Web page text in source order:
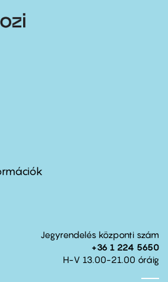
Jegyrendelés központi szám
+36 1 224 5650
H-V 13.00-21.00 óráig